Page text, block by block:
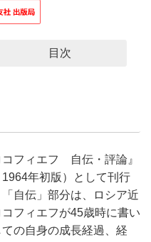
目次
フィエフ 自伝・評論』
1964年初版）として刊行
自伝」部分は、ロシア近
フィエフが45歳時に書い
の自身の成長経過、経